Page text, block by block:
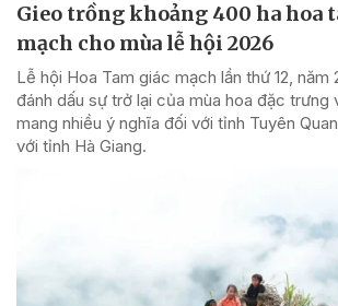
Gieo trồng khoảng 400 ha hoa
mạch cho mùa lễ hội 2026
Lễ hội Hoa Tam giác mạch lần thứ 12, năm
đánh dấu sự trở lại của mùa hoa đặc trưng
mang nhiều ý nghĩa đối với tỉnh Tuyên
với tỉnh Hà Giang.